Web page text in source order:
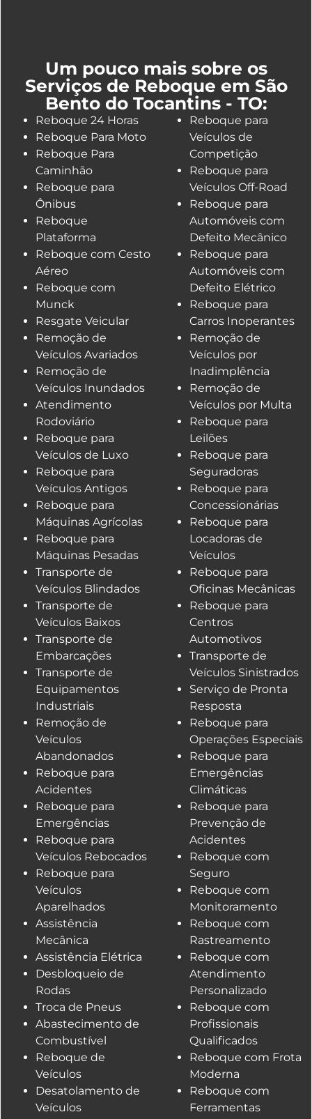
Um pouco mais sobre os
Serviços de Reboque em São
Bento do Tocantins - TO:
Reboque 24 Horas
Reboque Para Moto
Reboque Para
Caminhão
Reboque para
Ônibus
Reboque
Plataforma
Reboque com Cesto
Aéreo
Reboque com
Munck
Resgate Veicular
Remoção de
Veículos Avariados
Remoção de
Veículos Inundados
Atendimento
Rodoviário
Reboque para
Veículos de Luxo
Reboque para
Veículos Antigos
Reboque para
Máquinas Agrícolas
Reboque para
Máquinas Pesadas
Transporte de
Veículos Blindados
Transporte de
Veículos Baixos
Transporte de
Embarcações
Transporte de
Equipamentos
Industriais
Remoção de
Veículos
Abandonados
Reboque para
Acidentes
Reboque para
Emergências
Reboque para
Veículos Rebocados
Reboque para
Veículos
Aparelhados
Assistência
Mecânica
Assistência Elétrica
Desbloqueio de
Rodas
Troca de Pneus
Abastecimento de
Combustível
Reboque de
Veículos
Desatolamento de
Veículos
Reboque para
Veículos de
Competição
Reboque para
Veículos Off-Road
Reboque para
Automóveis com
Defeito Mecânico
Reboque para
Automóveis com
Defeito Elétrico
Reboque para
Carros Inoperantes
Remoção de
Veículos por
Inadimplência
Remoção de
Veículos por Multa
Reboque para
Leilões
Reboque para
Seguradoras
Reboque para
Concessionárias
Reboque para
Locadoras de
Veículos
Reboque para
Oficinas Mecânicas
Reboque para
Centros
Automotivos
Transporte de
Veículos Sinistrados
Serviço de Pronta
Resposta
Reboque para
Operações Especiais
Reboque para
Emergências
Climáticas
Reboque para
Prevenção de
Acidentes
Reboque com
Seguro
Reboque com
Monitoramento
Reboque com
Rastreamento
Reboque com
Atendimento
Personalizado
Reboque com
Profissionais
Qualificados
Reboque com Frota
Moderna
Reboque com
Ferramentas